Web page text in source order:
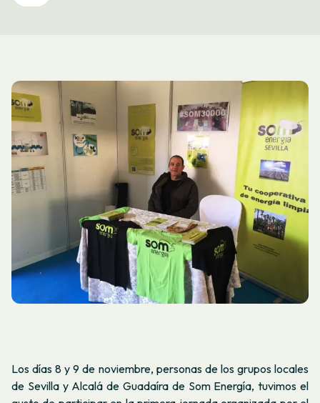
Los días 8 y 9 de noviembre, personas de los grupos locales
de Sevilla y Alcalá de Guadaíra de Som Energía, tuvimos el